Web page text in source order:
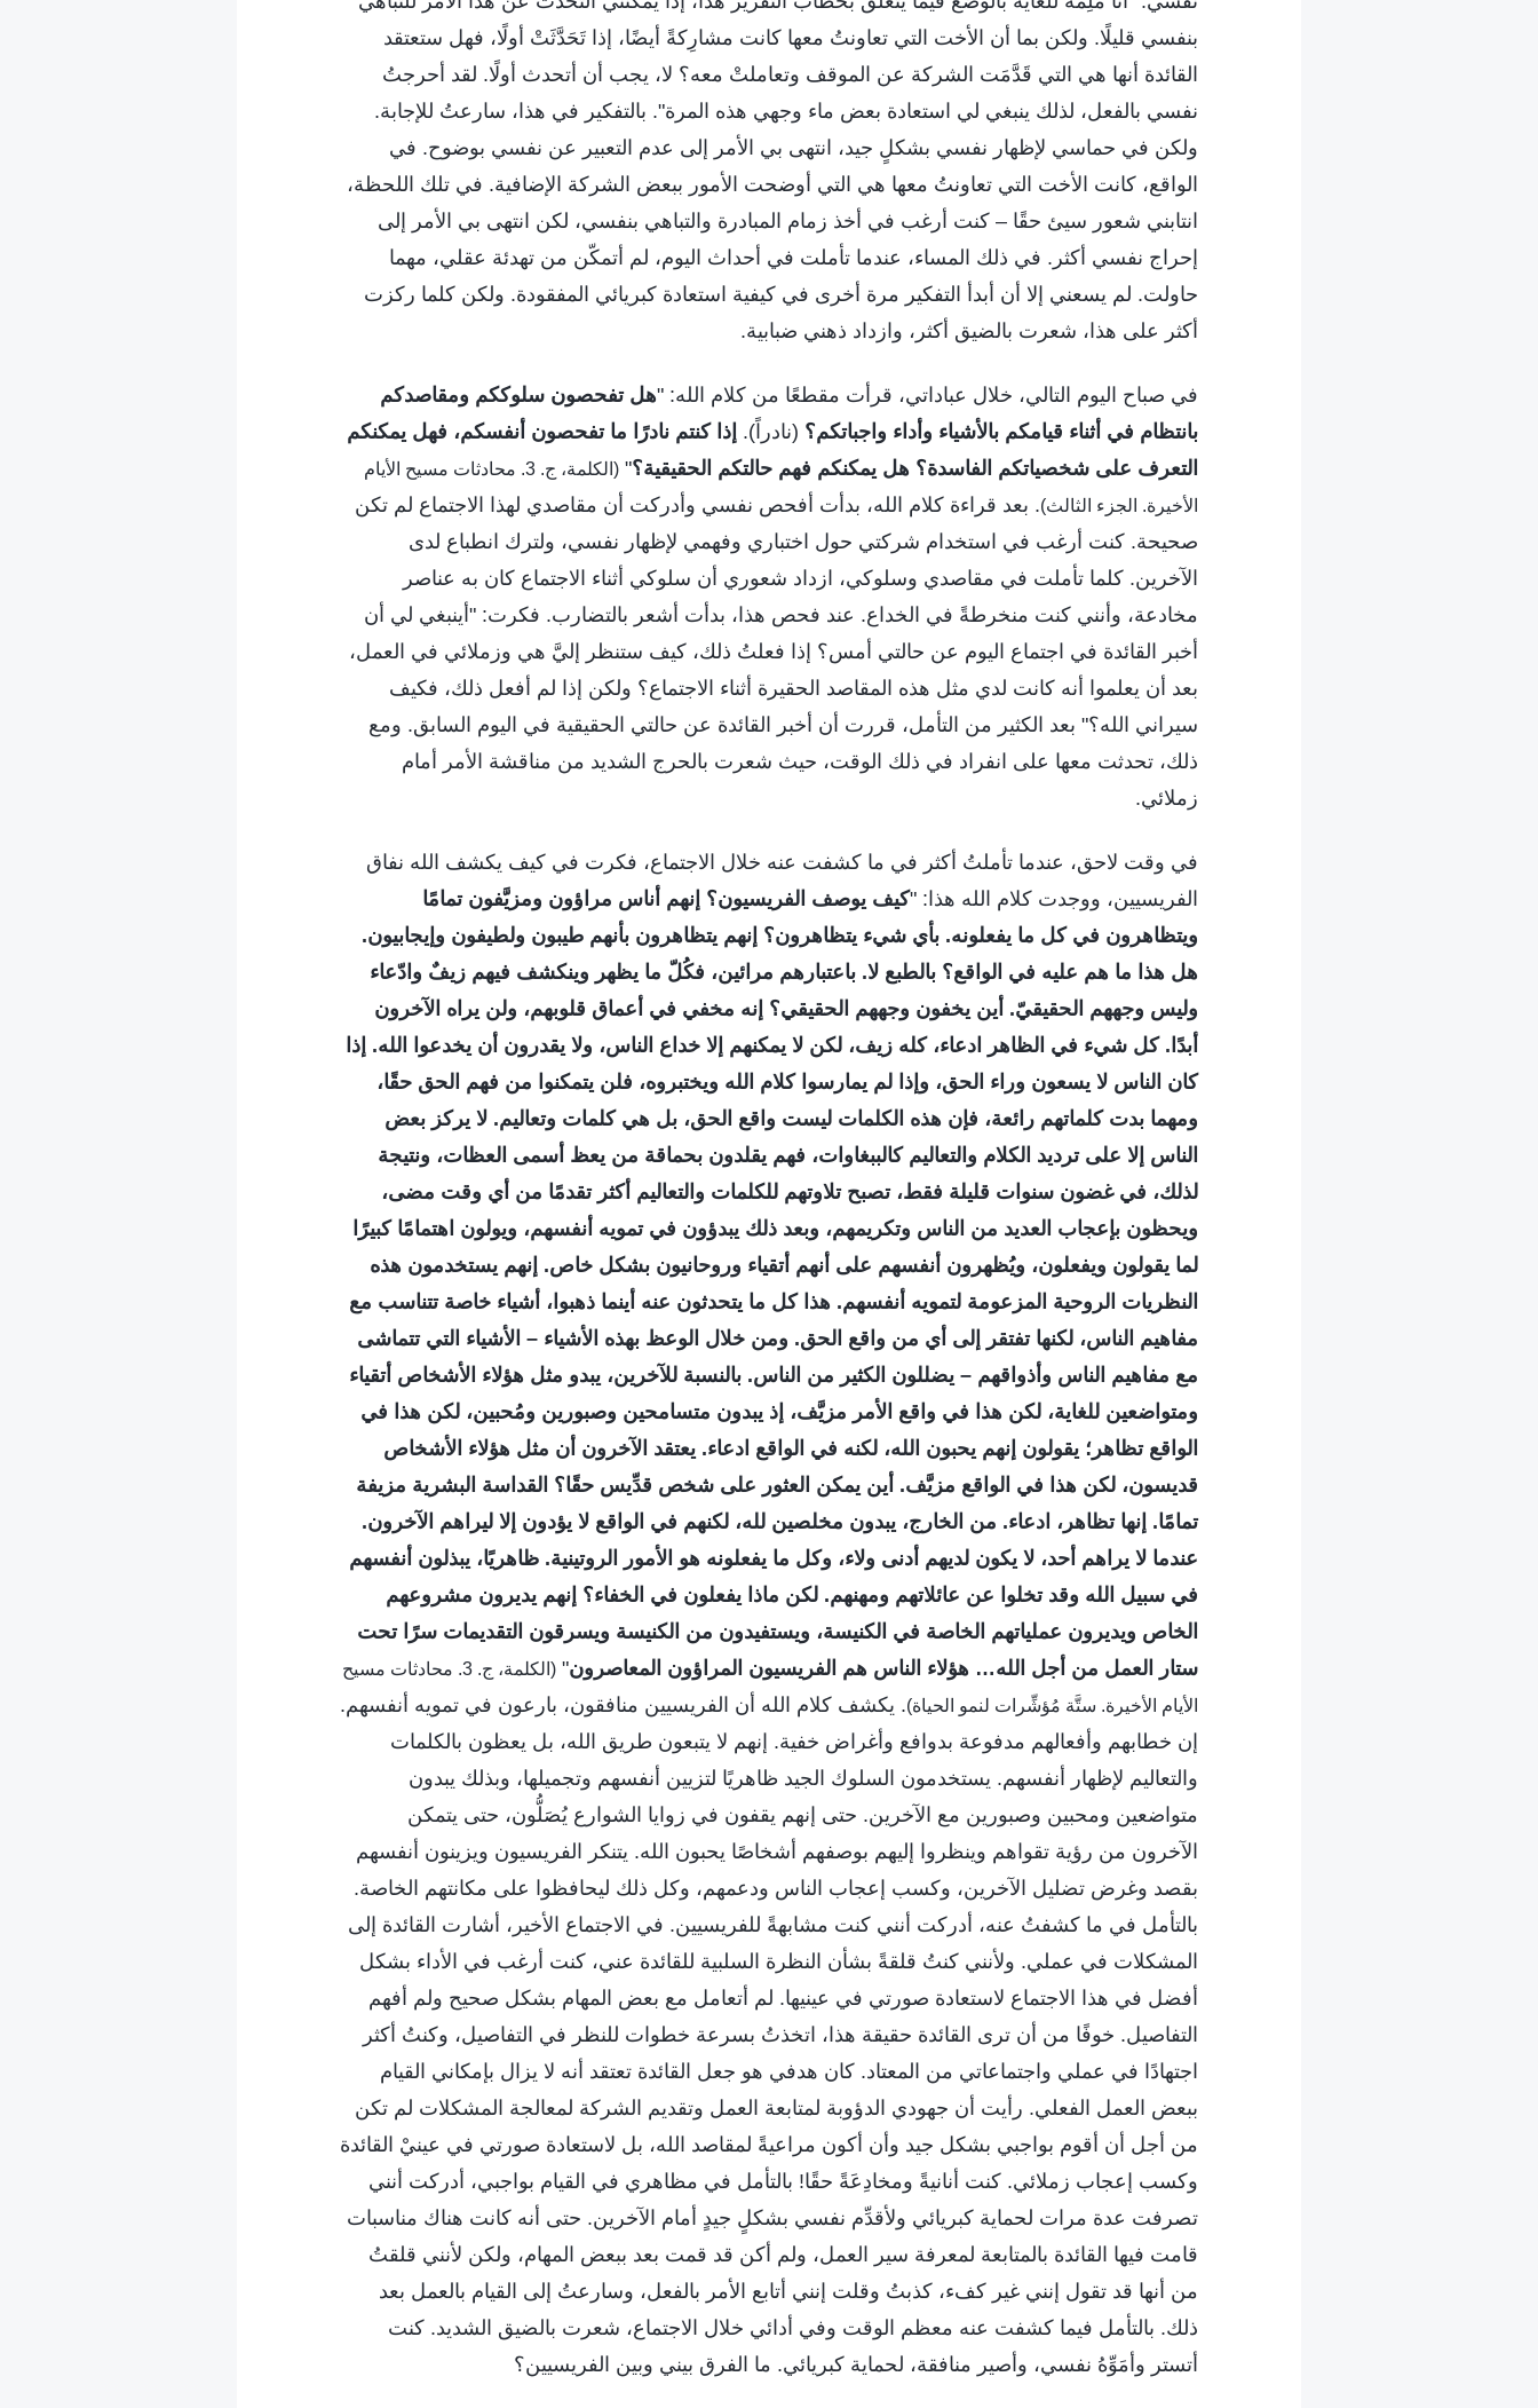
بنفسي قليلًا. ولكن بما أن الأخت التي تعاونتُ معها كانت مشارِكةً أيضًا، إذا تَحَدَّثَتْ أولًا، فهل ستعتقد
القائدة أنها هي التي قَدَّمَت الشركة عن الموقف وتعاملتْ معه؟ لا، يجب أن أتحدث أولًا. لقد أحرجتُ
نفسي بالفعل، لذلك ينبغي لي استعادة بعض ماء وجهي هذه المرة". بالتفكير في هذا، سارعتُ للإجابة.
ولكن في حماسي لإظهار نفسي بشكلٍ جيد، انتهى بي الأمر إلى عدم التعبير عن نفسي بوضوح. في
الواقع، كانت الأخت التي تعاونتُ معها هي التي أوضحت الأمور ببعض الشركة الإضافية. في تلك اللحظة،
انتابني شعور سيئ حقًا – كنت أرغب في أخذ زمام المبادرة والتباهي بنفسي، لكن انتهى بي الأمر إلى
إحراج نفسي أكثر. في ذلك المساء، عندما تأملت في أحداث اليوم، لم أتمكّن من تهدئة عقلي، مهما
حاولت. لم يسعني إلا أن أبدأ التفكير مرة أخرى في كيفية استعادة كبريائي المفقودة. ولكن كلما ركزت
أكثر على هذا، شعرت بالضيق أكثر، وازداد ذهني ضبابية.
في صباح اليوم التالي، خلال عباداتي، قرأت مقطعًا من كلام الله: "هل تفحصون سلوككم ومقاصدكم
بانتظام في أثناء قيامكم بالأشياء وأداء واجباتكم؟ (نادراً). إذا كنتم نادرًا ما تفحصون أنفسكم، فهل يمكنكم
التعرف على شخصياتكم الفاسدة؟ هل يمكنكم فهم حالتكم الحقيقية؟"
(الكلمة، ج. 3. محادثات مسيح الأيام
الأخيرة. الجزء الثالث). بعد قراءة كلام الله، بدأت أفحص نفسي وأدركت أن مقاصدي لهذا الاجتماع لم تكن
صحيحة. كنت أرغب في استخدام شركتي حول اختباري وفهمي لإظهار نفسي، ولترك انطباع لدى
الآخرين. كلما تأملت في مقاصدي وسلوكي، ازداد شعوري أن سلوكي أثناء الاجتماع كان به عناصر
مخادعة، وأنني كنت منخرطةً في الخداع. عند فحص هذا، بدأت أشعر بالتضارب. فكرت: "أينبغي لي أن
أخبر القائدة في اجتماع اليوم عن حالتي أمس؟ إذا فعلتُ ذلك، كيف ستنظر إليَّ هي وزملائي في العمل،
بعد أن يعلموا أنه كانت لدي مثل هذه المقاصد الحقيرة أثناء الاجتماع؟ ولكن إذا لم أفعل ذلك، فكيف
سيراني الله؟" بعد الكثير من التأمل، قررت أن أخبر القائدة عن حالتي الحقيقية في اليوم السابق. ومع
ذلك، تحدثت معها على انفراد في ذلك الوقت، حيث شعرت بالحرج الشديد من مناقشة الأمر أمام
زملائي.
في وقت لاحق، عندما تأملتُ أكثر في ما كشفت عنه خلال الاجتماع، فكرت في كيف يكشف الله نفاق
الفريسيين، ووجدت كلام الله هذا: "كيف يوصف الفريسيون؟ إنهم أناس مراؤون ومزيَّفون تمامًا
ويتظاهرون في كل ما يفعلونه. بأي شيء يتظاهرون؟ إنهم يتظاهرون بأنهم طيبون ولطيفون وإيجابيون.
هل هذا ما هم عليه في الواقع؟ بالطبع لا. باعتبارهم مرائين، فكُلّ ما يظهر وينكشف فيهم زيفٌ وادّعاء
وليس وجههم الحقيقيّ. أين يخفون وجههم الحقيقي؟ إنه مخفي في أعماق قلوبهم، ولن يراه الآخرون
أبدًا. كل شيء في الظاهر ادعاء، كله زيف، لكن لا يمكنهم إلا خداع الناس، ولا يقدرون أن يخدعوا الله. إذا
كان الناس لا يسعون وراء الحق، وإذا لم يمارسوا كلام الله ويختبروه، فلن يتمكنوا من فهم الحق حقًا،
ومهما بدت كلماتهم رائعة، فإن هذه الكلمات ليست واقع الحق، بل هي كلمات وتعاليم. لا يركز بعض
الناس إلا على ترديد الكلام والتعاليم كالببغاوات، فهم يقلدون بحماقة من يعظ أسمى العظات، ونتيجة
لذلك، في غضون سنوات قليلة فقط، تصبح تلاوتهم للكلمات والتعاليم أكثر تقدمًا من أي وقت مضى،
ويحظون بإعجاب العديد من الناس وتكريمهم، وبعد ذلك يبدؤون في تمويه أنفسهم، ويولون اهتمامًا كبيرًا
لما يقولون ويفعلون، ويُظهرون أنفسهم على أنهم أتقياء وروحانيون بشكل خاص. إنهم يستخدمون هذه
النظريات الروحية المزعومة لتمويه أنفسهم. هذا كل ما يتحدثون عنه أينما ذهبوا، أشياء خاصة تتناسب مع
مفاهيم الناس، لكنها تفتقر إلى أي من واقع الحق. ومن خلال الوعظ بهذه الأشياء – الأشياء التي تتماشى
مع مفاهيم الناس وأذواقهم – يضللون الكثير من الناس. بالنسبة للآخرين، يبدو مثل هؤلاء الأشخاص أتقياء
ومتواضعين للغاية، لكن هذا في واقع الأمر مزيَّف، إذ يبدون متسامحين وصبورين ومُحبين، لكن هذا في
الواقع تظاهر؛ يقولون إنهم يحبون الله، لكنه في الواقع ادعاء. يعتقد الآخرون أن مثل هؤلاء الأشخاص
قديسون، لكن هذا في الواقع مزيَّف. أين يمكن العثور على شخص قدِّيس حقًا؟ القداسة البشرية مزيفة
تمامًا. إنها تظاهر، ادعاء. من الخارج، يبدون مخلصين لله، لكنهم في الواقع لا يؤدون إلا ليراهم الآخرون.
عندما لا يراهم أحد، لا يكون لديهم أدنى ولاء، وكل ما يفعلونه هو الأمور الروتينية. ظاهريًا، يبذلون أنفسهم
في سبيل الله وقد تخلوا عن عائلاتهم ومهنهم. لكن ماذا يفعلون في الخفاء؟ إنهم يديرون مشروعهم
الخاص ويديرون عملياتهم الخاصة في الكنيسة، ويستفيدون من الكنيسة ويسرقون التقديمات سرًا تحت
ستار العمل من أجل الله… هؤلاء الناس هم الفريسيون المراؤون المعاصرون"
(الكلمة، ج. 3. محادثات مسيح
الأيام الأخيرة. ستَّة مُؤشِّرات لنمو الحياة). يكشف كلام الله أن الفريسيين منافقون، بارعون في تمويه أنفسهم.
إن خطابهم وأفعالهم مدفوعة بدوافع وأغراض خفية. إنهم لا يتبعون طريق الله، بل يعظون بالكلمات
والتعاليم لإظهار أنفسهم. يستخدمون السلوك الجيد ظاهريًا لتزيين أنفسهم وتجميلها، وبذلك يبدون
متواضعين ومحبين وصبورين مع الآخرين. حتى إنهم يقفون في زوايا الشوارع يُصَلُّون، حتى يتمكن
الآخرون من رؤية تقواهم وينظروا إليهم بوصفهم أشخاصًا يحبون الله. يتنكر الفريسيون ويزينون أنفسهم
بقصد وغرض تضليل الآخرين، وكسب إعجاب الناس ودعمهم، وكل ذلك ليحافظوا على مكانتهم الخاصة.
بالتأمل في ما كشفتُ عنه، أدركت أنني كنت مشابهةً للفريسيين. في الاجتماع الأخير، أشارت القائدة إلى
المشكلات في عملي. ولأنني كنتُ قلقةً بشأن النظرة السلبية للقائدة عني، كنت أرغب في الأداء بشكل
أفضل في هذا الاجتماع لاستعادة صورتي في عينيها. لم أتعامل مع بعض المهام بشكل صحيح ولم أفهم
التفاصيل. خوفًا من أن ترى القائدة حقيقة هذا، اتخذتُ بسرعة خطوات للنظر في التفاصيل، وكنتُ أكثر
اجتهادًا في عملي واجتماعاتي من المعتاد. كان هدفي هو جعل القائدة تعتقد أنه لا يزال بإمكاني القيام
ببعض العمل الفعلي. رأيت أن جهودي الدؤوبة لمتابعة العمل وتقديم الشركة لمعالجة المشكلات لم تكن
من أجل أن أقوم بواجبي بشكل جيد وأن أكون مراعيةً لمقاصد الله، بل لاستعادة صورتي في عينيْ القائدة
وكسب إعجاب زملائي. كنت أنانيةً ومخادِعَةً حقًا! بالتأمل في مظاهري في القيام بواجبي، أدركت أنني
تصرفت عدة مرات لحماية كبريائي ولأقدِّم نفسي بشكلٍ جيدٍ أمام الآخرين. حتى أنه كانت هناك مناسبات
قامت فيها القائدة بالمتابعة لمعرفة سير العمل، ولم أكن قد قمت بعد ببعض المهام، ولكن لأنني قلقتُ
من أنها قد تقول إنني غير كفء، كذبتُ وقلت إنني أتابع الأمر بالفعل، وسارعتُ إلى القيام بالعمل بعد
ذلك. بالتأمل فيما كشفت عنه معظم الوقت وفي أدائي خلال الاجتماع، شعرت بالضيق الشديد. كنت
أتستر وأمَوِّهُ نفسي، وأصير منافقة، لحماية كبريائي. ما الفرق بيني وبين الفريسيين؟